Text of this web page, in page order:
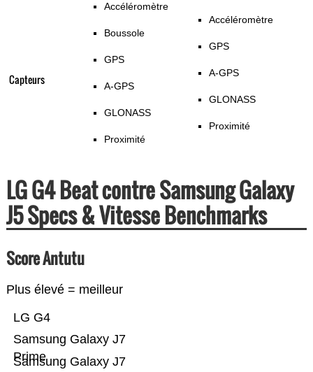
Capteurs
Accéléromètre
Boussole
GPS
A-GPS
GLONASS
Proximité
Accéléromètre
GPS
A-GPS
GLONASS
Proximité
LG G4 Beat contre Samsung Galaxy
J5 Specs & Vitesse Benchmarks
Score Antutu
Plus élevé = meilleur
Samsung Galaxy J7
Samsung Galaxy J7
Prime
LG G4